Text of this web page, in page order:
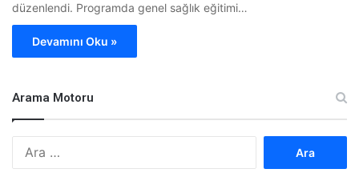
düzenlendi. Programda genel sağlık eğitimi…
Devamını Oku »
Arama Motoru